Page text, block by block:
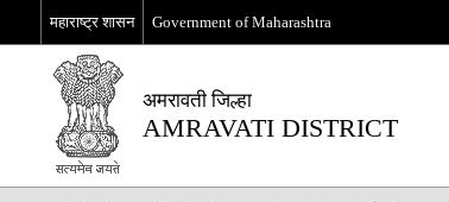
महाराष्ट्र शासन Government of Maharashtra
अमरावती जिल्हा
AMRAVATI DISTRICT